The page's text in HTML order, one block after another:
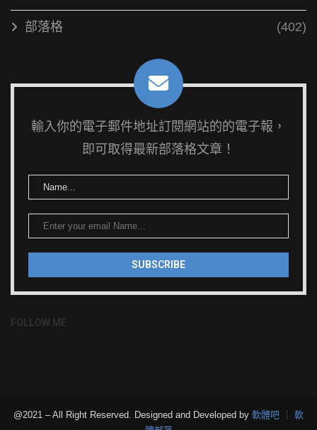
部落格 (402)
輸入你的電子郵件地址訂閱網站的的電子報，
即可取得最新部落格文章！
FOLLOW ME
@2021 – All Right Reserved. Designed and Developed by 軟體吧 ┊ 軟